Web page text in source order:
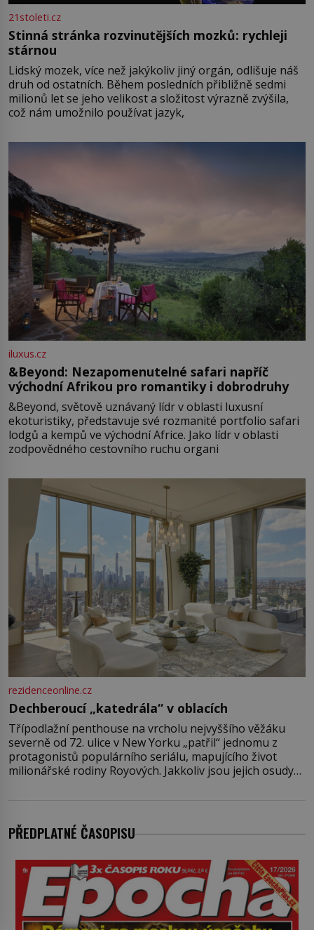
21stoleti.cz
Stinná stránka rozvinutějších mozků: rychleji
stárnou
Lidský mozek, více než jakýkoliv jiný orgán, odlišuje náš
druh od ostatních. Během posledních přibližně sedmi
milionů let se jeho velikost a složitost výrazně zvýšila,
což nám umožnilo používat jazyk,
iluxus.cz
&Beyond: Nezapomenutelné safari napříč
východní Afrikou pro romantiky i dobrodruhy
&Beyond, světově uznávaný lídr v oblasti luxusní
ekoturistiky, představuje své rozmanité portfolio safari
lodgů a kempů ve východní Africe. Jako lídr v oblasti
zodpovědného cestovního ruchu organi
rezidenceonline.cz
Dechberoucí „katedrála“ v oblacích
Třípodlažní penthouse na vrcholu nejvyššího věžáku
severně od 72. ulice v New Yorku „patřil“ jednomu z
protagonistů populárního seriálu, mapujícího život
milionářské rodiny Royových. Jakkoliv jsou jejich osudy
jenom jednou z nemovitostí
PŘEDPLATNÉ ČASOPISU